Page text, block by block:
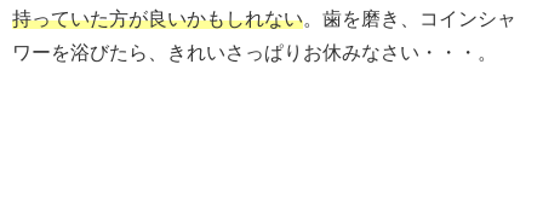
持っていた方が良いかもしれない。歯を磨き、コインシャ
ワーを浴びたら、きれいさっぱりお休みなさい・・・。